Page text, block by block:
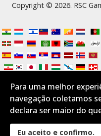
Copyright © 2026. RSC
Para uma melhor
navegação coletamos
declara ser maior do
Eu aceito e confirmo.